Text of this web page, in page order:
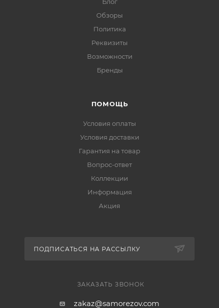
Обзоры
Политика
Реквизиты
Возможности
Бренды
ПОМОЩЬ
Условия оплаты
Условия доставки
Гарантия на товар
Вопрос-ответ
Коллекции
Информация
Акция
ПОДПИСАТЬСЯ НА РАССЫЛКУ
ЗАКАЗАТЬ ЗВОНОК
zakaz@samorezov.com